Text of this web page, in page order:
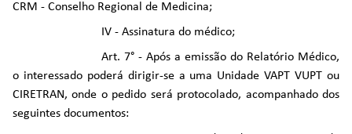
CRM - Conselho Regional de Medicina;
IV - Assinatura do médico;
Art. 7° - Após a emissão do Relatório Médico,
o interessado poderá dirigir-se a uma Unidade VAPT VUPT ou
CIRETRAN, onde o pedido será protocolado, acompanhado dos
seguintes documentos: